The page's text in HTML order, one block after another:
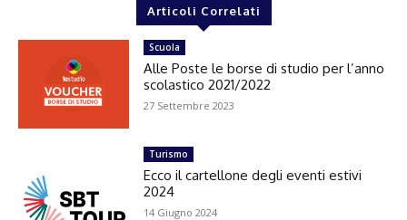
Articoli Correlati
Scuola
Alle Poste le borse di studio per l’anno
scolastico 2021/2022
27 Settembre 2023
Turismo
Ecco il cartellone degli eventi estivi
2024
14 Giugno 2024